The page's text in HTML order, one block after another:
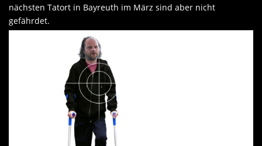
nächsten Tatort in Bayreuth im März sind aber nicht
gefährdet.